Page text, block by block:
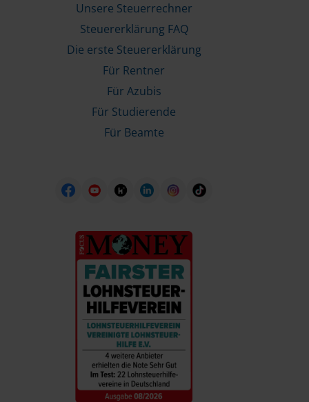
Unsere Steuerrechner
Steuererklärung FAQ
Die erste Steuererklärung
Für Rentner
Für Azubis
Für Studierende
Für Beamte